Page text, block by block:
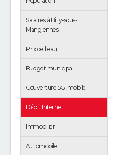
Salaires à Billy-sous-
Mangiennes
Prix de l'eau
Budget municipal
Couverture 5G, mobile
Débit Internet
Immobilier
Automobile